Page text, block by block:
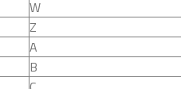
W
Z
A
B